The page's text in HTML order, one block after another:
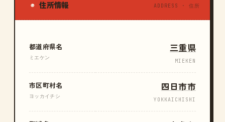
◉ 住所情報 ADDRESS · 住所
都道府県名
ミエケン
三重県
MIEKEN
市区町村名
ヨッカイチシ
四日市市
YOKKAICHISHI